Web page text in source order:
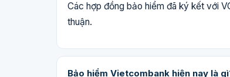
Các hợp đồng bảo hiểm đã ký kết với
thuận.
Bảo hiểm Vietcombank hiện nay là